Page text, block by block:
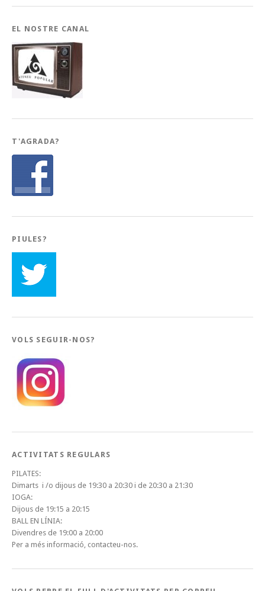
EL NOSTRE CANAL
T'AGRADA?
PIULES?
VOLS SEGUIR-NOS?
ACTIVITATS REGULARS
PILATES:
Dimarts i /o dijous de 19:30 a 20:30 i de 20:30 a 21:30
IOGA:
Dijous de 19:15 a 20:15
BALL EN LÍNIA:
Divendres de 19:00 a 20:00
Per a més informació, contacteu-nos.